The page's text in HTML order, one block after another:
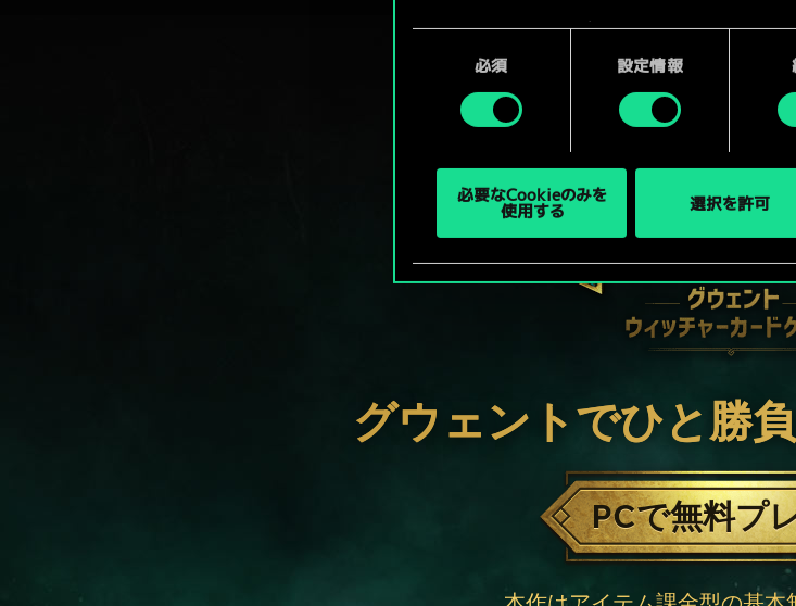
Cookieの使用およびパフォーマンスの変更点に関
ューでご確認ください。
必須 設定情報
必要なCookieのみを
使用する 選択を許可
グウェントでひと勝
PCで無料プ